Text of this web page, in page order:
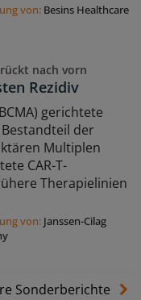
von: Besins Healthcare
nach vorn
Rezidiv
gerichtete
der
Multiplen
CAR-T-
Therapielinien
von: Janssen-Cilag
Sonderberichte